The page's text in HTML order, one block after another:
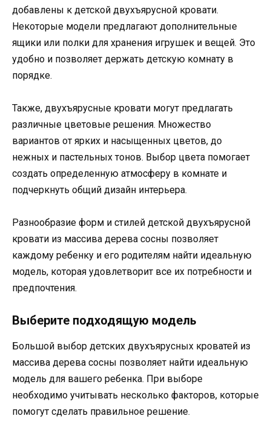
добавлены к детской двухъярусной кровати.
Некоторые модели предлагают дополнительные
ящики или полки для хранения игрушек и вещей. Это
удобно и позволяет держать детскую комнату в
порядке.
Также, двухъярусные кровати могут предлагать
различные цветовые решения. Множество
вариантов от ярких и насыщенных цветов, до
нежных и пастельных тонов. Выбор цвета помогает
создать определенную атмосферу в комнате и
подчеркнуть общий дизайн интерьера.
Разнообразие форм и стилей детской двухъярусной
кровати из массива дерева сосны позволяет
каждому ребенку и его родителям найти идеальную
модель, которая удовлетворит все их потребности и
предпочтения.
Выберите подходящую модель
Большой выбор детских двухъярусных кроватей из
массива дерева сосны позволяет найти идеальную
модель для вашего ребенка. При выборе
необходимо учитывать несколько факторов, которые
помогут сделать правильное решение.